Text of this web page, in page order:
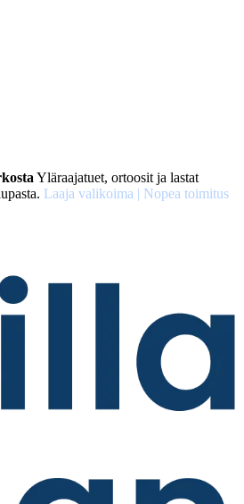
Yläraajatuet, ortoosit ja lastat
Laaja valikoima | Nopea toimitus